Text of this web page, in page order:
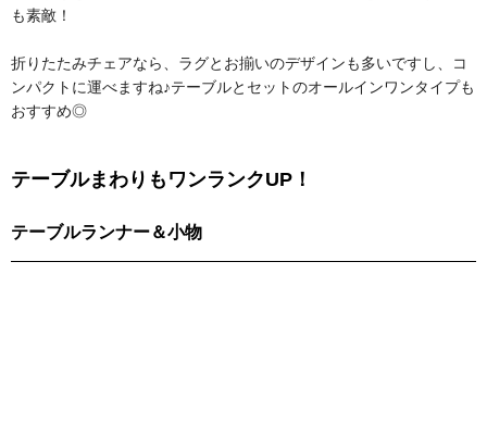
も素敵！
折りたたみチェアなら、ラグとお揃いのデザインも多いですし、コ
ンパクトに運べますね♪テーブルとセットのオールインワンタイプも
おすすめ◎
テーブルまわりもワンランクUP！
テーブルランナー＆小物